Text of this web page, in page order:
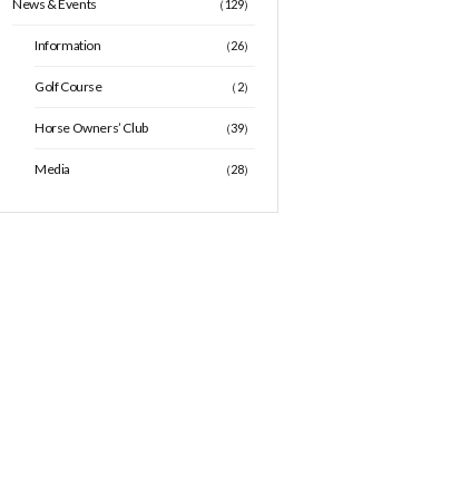
News & Events （129）
Information （26）
Golf Course （2）
Horse Owners’ Club （39）
Media （28）